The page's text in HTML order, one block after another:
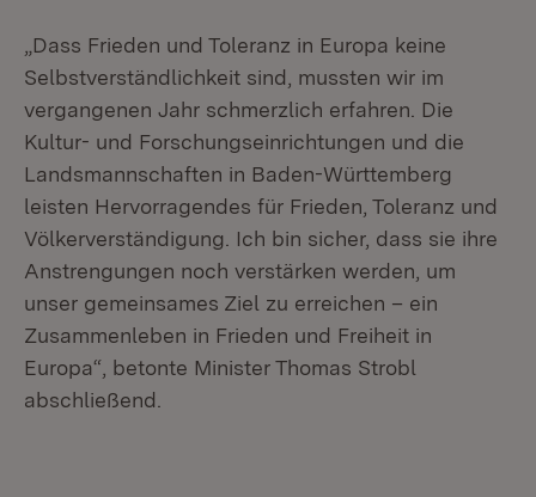
„Dass Frieden und Toleranz in Europa keine
Selbstverständlichkeit sind, mussten wir im
vergangenen Jahr schmerzlich erfahren. Die
Kultur- und Forschungseinrichtungen und die
Landsmannschaften in Baden-Württemberg
leisten Hervorragendes für Frieden, Toleranz und
Völkerverständigung. Ich bin sicher, dass sie ihre
Anstrengungen noch verstärken werden, um
unser gemeinsames Ziel zu erreichen – ein
Zusammenleben in Frieden und Freiheit in
Europa“, betonte Minister Thomas Strobl
abschließend.